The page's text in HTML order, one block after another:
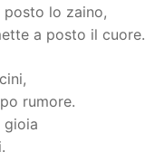
posto lo zaino,
a posto il cuore.
rumore.
gioia